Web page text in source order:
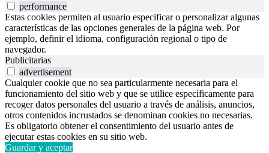
performance
Estas cookies permiten al usuario especificar o personalizar algunas
características de las opciones generales de la página web. Por
ejemplo, definir el idioma, configuración regional o tipo de
navegador.
Publicitarias
advertisement
Cualquier cookie que no sea particularmente necesaria para el
funcionamiento del sitio web y que se utilice específicamente para
recoger datos personales del usuario a través de análisis, anuncios,
otros contenidos incrustados se denominan cookies no necesarias.
Es obligatorio obtener el consentimiento del usuario antes de
ejecutar estas cookies en su sitio web.
Guardar y aceptar